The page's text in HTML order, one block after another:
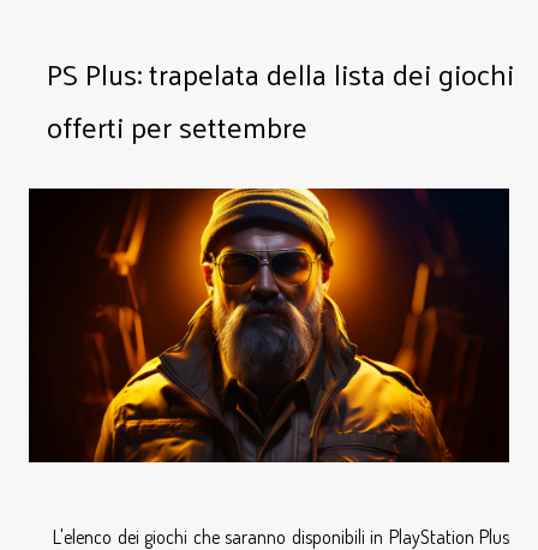
PS Plus: trapelata della lista dei giochi
offerti per settembre
L'elenco dei giochi che saranno disponibili in PlayStation Plus